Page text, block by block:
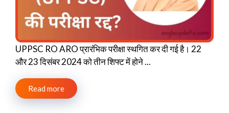
UPPSC RO ARO प्रारंभिक परीक्षा स्थगित कर दी गई है। 22
और 23 दिसंबर 2024 को तीन शिफ्ट में होने ...
Read more